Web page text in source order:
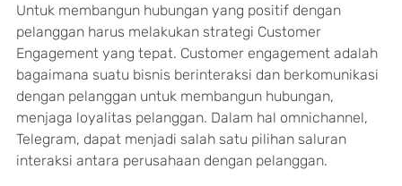
Untuk membangun hubungan yang positif dengan
pelanggan harus melakukan strategi Customer
Engagement yang tepat. Customer engagement adalah
bagaimana suatu bisnis berinteraksi dan berkomunikasi
dengan pelanggan untuk membangun hubungan,
menjaga loyalitas pelanggan. Dalam hal omnichannel,
Telegram, dapat menjadi salah satu pilihan saluran
interaksi antara perusahaan dengan pelanggan.